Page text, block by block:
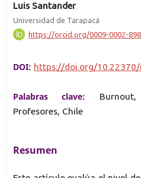
Luis Santander
Universidad de Tarapacá
https://orcid.org/0009-0002-
DOI: https://doi.org/10.22370/
Palabras clave:
Profesores, Chile
Resumen